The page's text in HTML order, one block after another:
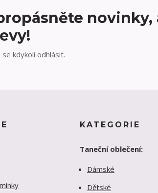
novinky,
kdykoli odhlásit.
KATEGORIE
Taneční oblečení:
Dámské
Dětské